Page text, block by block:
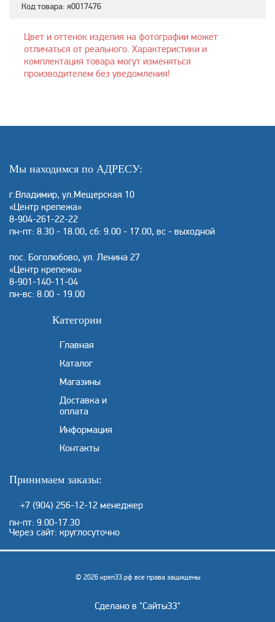
Код товара: я0017476
Цвет и оттенок изделия на фотографии может
отличаться от реального. Характеристики и
комплектация товара могут изменяться
производителем без уведомления!
Мы находимся по АДРЕСУ:
г.Владимир, ул.Мещерская 10
«Центр крепежа»
8-904-261-22-22
пн-пт: 8.30 - 18.00, сб: 9.00 - 17.00, вс - выходной
пос. Боголюбово, ул. Ленина 27
«Центр крепежа»
8-901-140-11-04
пн-вс: 8.00 - 19.00
Категории
Главная
Каталог
Магазины
Доставка и
оплата
Информация
Контакты
Принимаем заказы:
+7 (904) 256-12-12 менеджер
пн-пт: 9.00-17.30
Через сайт: круглосуточно
© 2026 креп33.рф все права защищены
Сделано в "Сайты33"